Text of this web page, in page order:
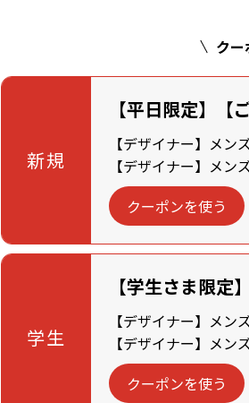
クー
新規
【平日限定】
【デザイナー】メ
【デザイナー】メ
クーポンを使う
学生
【学生さま限定
【デザイナー】メ
【デザイナー】メ
クーポンを使う